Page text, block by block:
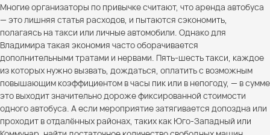
Многие организаторы по привычке считают, что аренда автобуса
— это лишняя статья расходов, и пытаются сэкономить,
полагаясь на такси или личные автомобили. Однако для
Владимира такая экономия часто оборачивается
дополнительными тратами и нервами. Пять-шесть такси, каждое
из которых нужно вызвать, дождаться, оплатить с возможным
повышающим коэффициентом в часы пик или в непогоду, — в сумме
это выходит значительно дороже фиксированной стоимости
одного автобуса. А если мероприятие затягивается допоздна или
проходит в отдалённых районах, таких как Юго-Западный или